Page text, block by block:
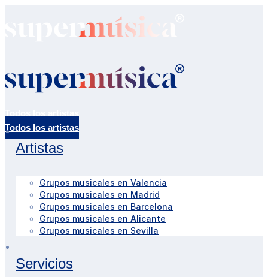
Artistas
Grupos musicales en Valencia
Grupos musicales en Madrid
Grupos musicales en Barcelona
Grupos musicales en Alicante
Grupos musicales en Sevilla
Servicios